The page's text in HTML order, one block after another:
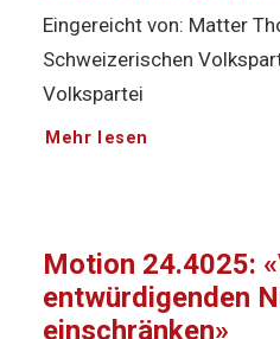
Eingereicht von: Matter
Schweizerischen
Volkspartei
Mehr lesen
Motion 24.4025:
entwürdigenden
einschränken»